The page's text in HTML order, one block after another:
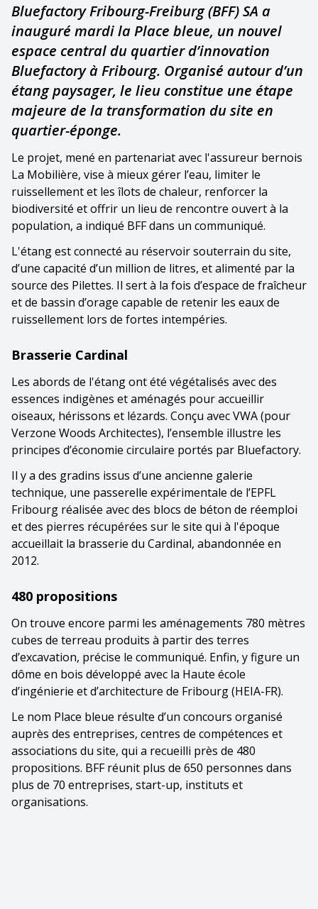
Bluefactory Fribourg-Freiburg (BFF) SA a
inauguré mardi la Place bleue, un nouvel
espace central du quartier d’innovation
Bluefactory à Fribourg. Organisé autour d’un
étang paysager, le lieu constitue une étape
majeure de la transformation du site en
quartier-éponge.
Le projet, mené en partenariat avec l'assureur bernois
La Mobilière, vise à mieux gérer l’eau, limiter le
ruissellement et les îlots de chaleur, renforcer la
biodiversité et offrir un lieu de rencontre ouvert à la
population, a indiqué BFF dans un communiqué.
L'étang est connecté au réservoir souterrain du site,
d’une capacité d’un million de litres, et alimenté par la
source des Pilettes. Il sert à la fois d’espace de fraîcheur
et de bassin d’orage capable de retenir les eaux de
ruissellement lors de fortes intempéries.
Brasserie Cardinal
Les abords de l'étang ont été végétalisés avec des
essences indigènes et aménagés pour accueillir
oiseaux, hérissons et lézards. Conçu avec VWA (pour
Verzone Woods Architectes), l’ensemble illustre les
principes d’économie circulaire portés par Bluefactory.
Il y a des gradins issus d’une ancienne galerie
technique, une passerelle expérimentale de l’EPFL
Fribourg réalisée avec des blocs de béton de réemploi
et des pierres récupérées sur le site qui à l'époque
accueillait la brasserie du Cardinal, abandonnée en
2012.
480 propositions
On trouve encore parmi les aménagements 780 mètres
cubes de terreau produits à partir des terres
d’excavation, précise le communiqué. Enfin, y figure un
dôme en bois développé avec la Haute école
d’ingénierie et d’architecture de Fribourg (HEIA-FR).
Le nom Place bleue résulte d’un concours organisé
auprès des entreprises, centres de compétences et
associations du site, qui a recueilli près de 480
propositions. BFF réunit plus de 650 personnes dans
plus de 70 entreprises, start-up, instituts et
organisations.